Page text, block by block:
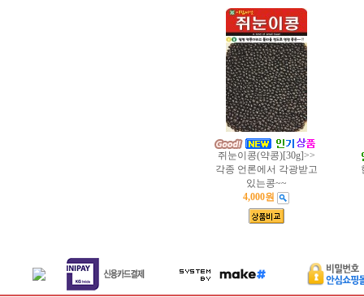
쥐눈이콩(약콩)[30g]>>
각종 언론에서 각광받고
있는콩~~
4,000원